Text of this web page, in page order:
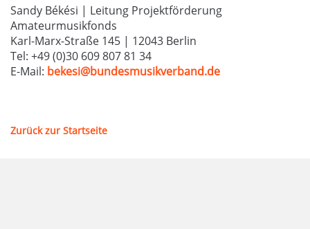
Sandy Békési | Leitung Projektförderung
Amateurmusikfonds
Karl-Marx-Straße 145 | 12043 Berlin
Tel: +49 (0)30 609 807 81 34
E-Mail: bekesi@bundesmusikverband.de
Zurück zur Startseite